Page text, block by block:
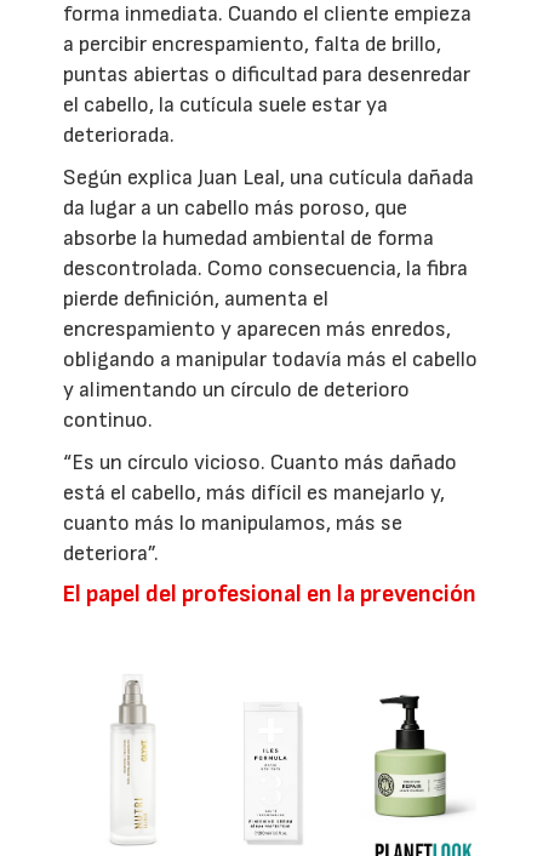
forma inmediata. Cuando el cliente empieza
a percibir encrespamiento, falta de brillo,
puntas abiertas o dificultad para desenredar
el cabello, la cutícula suele estar ya
deteriorada.
Según explica Juan Leal, una cutícula dañada
da lugar a un cabello más poroso, que
absorbe la humedad ambiental de forma
descontrolada. Como consecuencia, la fibra
pierde definición, aumenta el
encrespamiento y aparecen más enredos,
obligando a manipular todavía más el cabello
y alimentando un círculo de deterioro
continuo.
“Es un círculo vicioso. Cuanto más dañado
está el cabello, más difícil es manejarlo y,
cuanto más lo manipulamos, más se
deteriora”.
El papel del profesional en la prevención